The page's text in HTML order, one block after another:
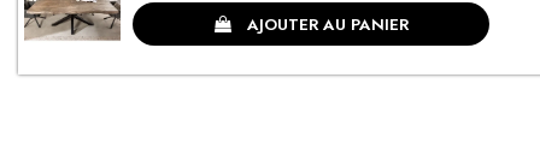
AJOUTER AU PANIER